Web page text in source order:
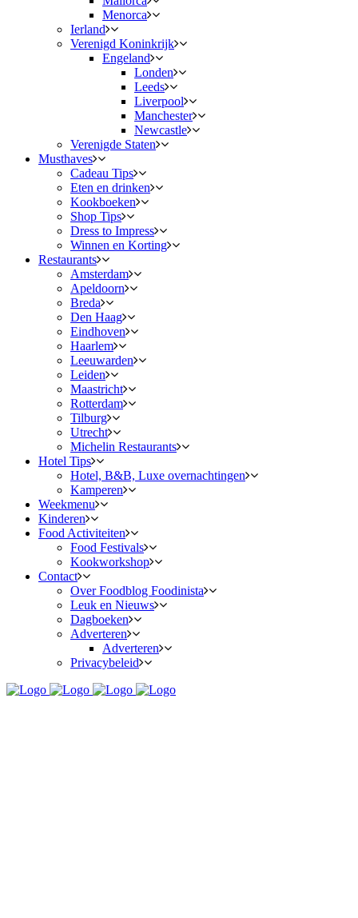
Menorca
Ierland
Verenigd Koninkrijk
Engeland
Londen
Leeds
Liverpool
Manchester
Newcastle
Verenigde Staten
Musthaves
Cadeau Tips
Eten en drinken
Kookboeken
Shop Tips
Dress to Impress
Winnen en Korting
Restaurants
Amsterdam
Apeldoorn
Breda
Den Haag
Eindhoven
Haarlem
Leeuwarden
Leiden
Maastricht
Rotterdam
Tilburg
Utrecht
Michelin Restaurants
Hotel Tips
Hotel, B&B, Luxe overnachtingen
Kamperen
Weekmenu
Kinderen
Food Activiteiten
Food Festivals
Kookworkshop
Contact
Over Foodblog Foodinista
Leuk en Nieuws
Dagboeken
Adverteren
Adverteren
Privacybeleid